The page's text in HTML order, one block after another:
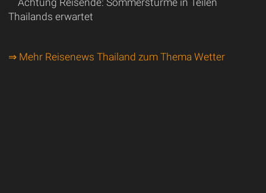
Achtung Reisende: Sommerstürme in Teilen
Thailands erwartet
⇒ Mehr Reisenews Thailand zum Thema Wetter